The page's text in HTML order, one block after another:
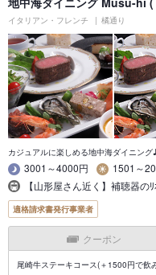
イタリアン・フレンチ 橘通り
カジュアルに楽しめる地中海ダイニング
3001～4000円
1501～
【山形屋さん近く】補聴器の
適格請求書発行事業者
クーポン
尾崎牛ステーキコース(＋1500円で飲